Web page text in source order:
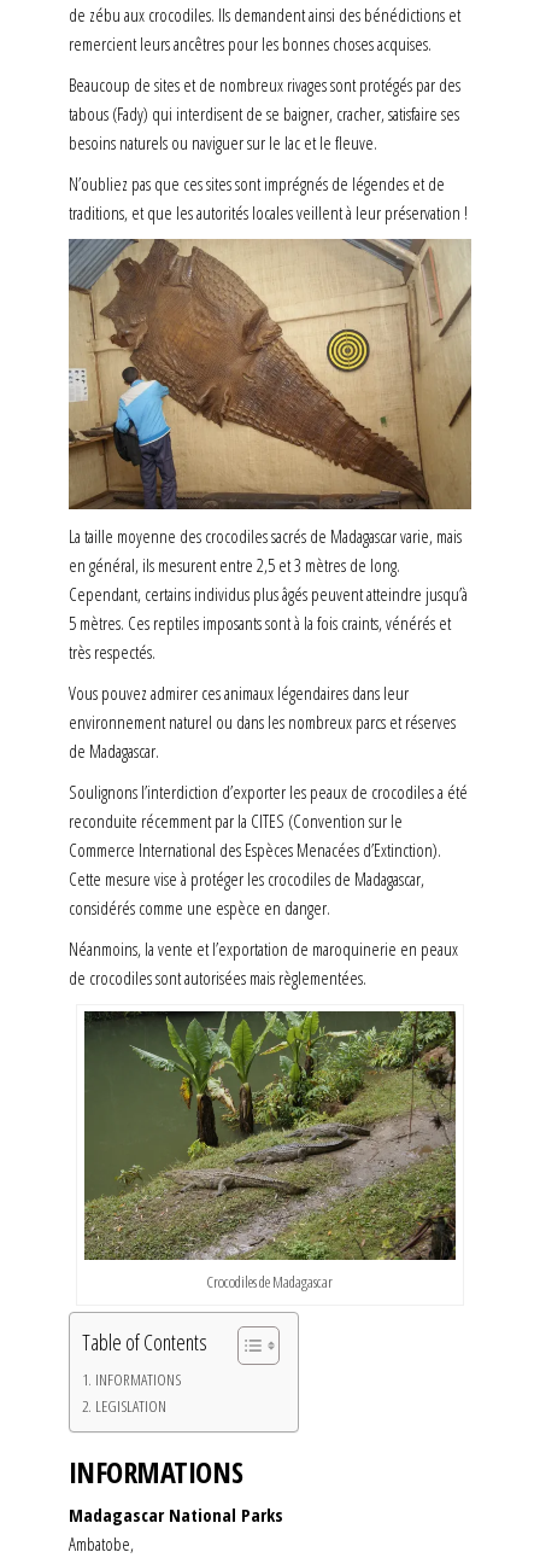
de zébu aux crocodiles. Ils demandent ainsi des bénédictions et
remercient leurs ancêtres pour les bonnes choses acquises.
Beaucoup de sites et de nombreux rivages sont protégés par des
tabous (Fady) qui interdisent de se baigner, cracher, satisfaire ses
besoins naturels ou naviguer sur le lac et le fleuve.
N’oubliez pas que ces sites sont imprégnés de légendes et de
traditions, et que les autorités locales veillent à leur préservation !
La taille moyenne des crocodiles sacrés de Madagascar varie, mais
en général, ils mesurent entre 2,5 et 3 mètres de long.
Cependant, certains individus plus âgés peuvent atteindre jusqu’à
5 mètres. Ces reptiles imposants sont à la fois craints, vénérés et
très respectés.
Vous pouvez admirer ces animaux légendaires dans leur
environnement naturel ou dans les nombreux parcs et réserves
de Madagascar.
Soulignons l’interdiction d’exporter les peaux de crocodiles a été
reconduite récemment par la CITES (Convention sur le
Commerce International des Espèces Menacées d’Extinction).
Cette mesure vise à protéger les crocodiles de Madagascar,
considérés comme une espèce en danger.
Néanmoins, la vente et l’exportation de maroquinerie en peaux
de crocodiles sont autorisées mais règlementées.
Crocodiles de Madagascar
Table of Contents
INFORMATIONS
LEGISLATION
INFORMATIONS
Madagascar National Parks
Ambatobe,